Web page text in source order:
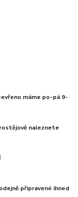
máme po-pá 9-
naleznete
připravené ihned